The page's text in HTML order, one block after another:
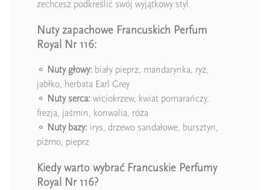
zechcesz podkreślić swój wyjątkowy styl.
Nuty zapachowe Francuskich Perfum
Royal Nr 116:
⚬ Nuty głowy: biały pieprz, mandarynka, ryż,
jabłko, herbata Earl Grey
⚬ Nuty serca: wiciokrzew, kwiat pomarańczy,
frezja, jaśmin, konwalia, róża
⚬ Nuty bazy: irys, drzewo sandałowe, bursztyn,
piżmo, pieprz
Kiedy warto wybrać Francuskie Perfumy
Royal Nr 116?